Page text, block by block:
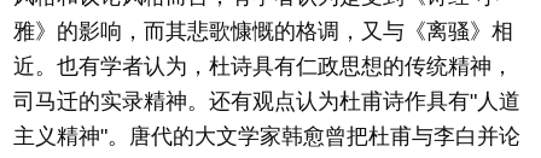
雅》的影响，而其悲歌慷慨的格调，又与《离骚》相
近。也有学者认为，杜诗具有仁政思想的传统精神，
司马迁的实录精神。还有观点认为杜甫诗作具有"人道
主义精神"。唐代的大文学家韩愈曾把杜甫与李白并论